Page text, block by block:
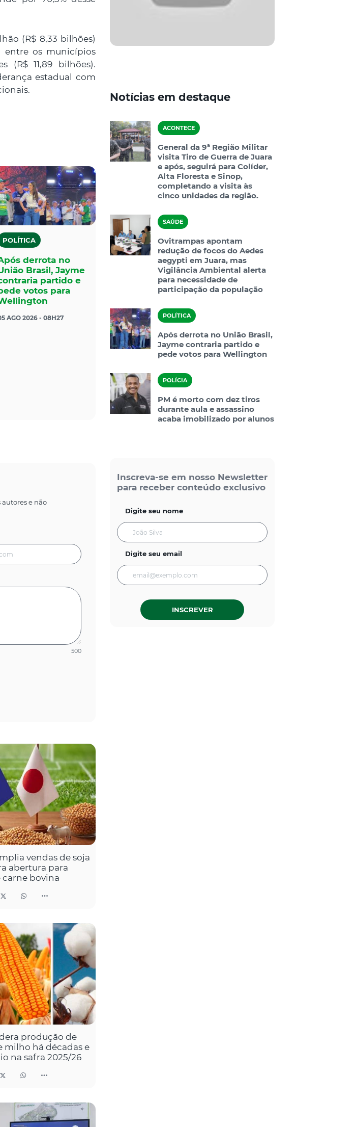
(R$ 8,33 bilhões)
entre os municípios
(R$ 11,89 bilhões).
estadual com
POLÍTICA
derrota no
Brasil, Jayme
partido e
votos para
AGO 2026 - 08H27
e não
500
vendas de soja
abertura para
bovina
produção de
milho há décadas e
na safra 2025/26
ACONTECE
General da 9ª Região Militar
visita Tiro de Guerra de Juara
e após, seguirá para Colíder,
Alta Floresta e Sinop,
completando a visita às
cinco unidades da região.
SAÚDE
Ovitrampas apontam
redução de focos do Aedes
aegypti em Juara, mas
Vigilância Ambiental alerta
para necessidade de
participação da população
POLÍTICA
Após derrota no União Brasil,
Jayme contraria partido e
pede votos para Wellington
POLÍCIA
PM é morto com dez tiros
durante aula e assassino
acaba imobilizado por alunos
Inscreva-se em nosso Newsletter
para receber conteúdo exclusivo
Digite seu nome
Digite seu email
INSCREVER
Notícias em destaque